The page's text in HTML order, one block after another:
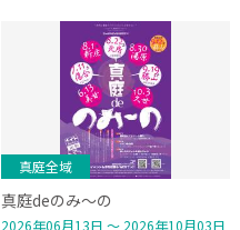
真庭全域
真庭deのみ～の
2026年06月13日 ～ 2026年10月03日